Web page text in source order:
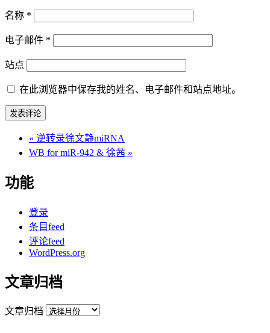
名称 *
电子邮件 *
站点
在此浏览器中保存我的姓名、电子邮件和站点地址。
« 逆转录徐文静miRNA
WB for miR-942 & 徐茜 »
功能
登录
条目feed
评论feed
WordPress.org
文章归档
文章归档